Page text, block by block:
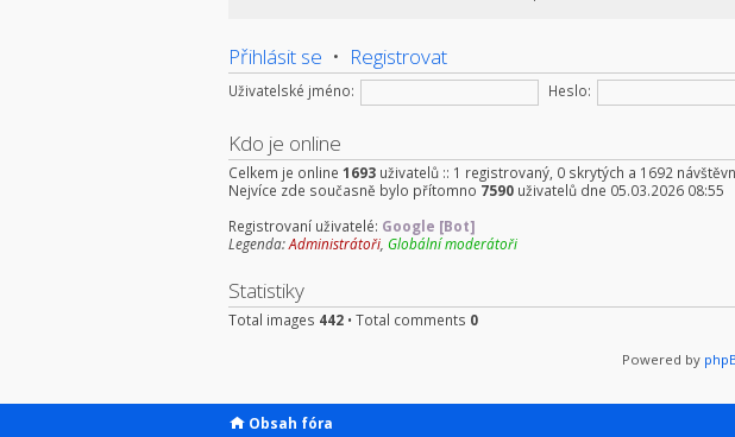
Přihlásit se • Registrovat
Uživatelské jméno: Heslo:
Kdo je online
Celkem je online 1693 uživatelů :: 1 registrovaný, 0 skrytých a 1692
Nejvíce zde současně bylo přítomno 7590 uživatelů dne 05.03.2026 08:55
Registrovaní uživatelé: Google [Bot]
Legenda:Administrátoři Globální moderátoři
Statistiky
Total images 442 • Total comments 0
Powered by
Obsah fóra